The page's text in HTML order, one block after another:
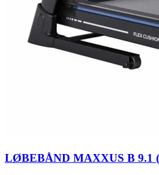
LØBEBÅND MAXXUS B 9.1